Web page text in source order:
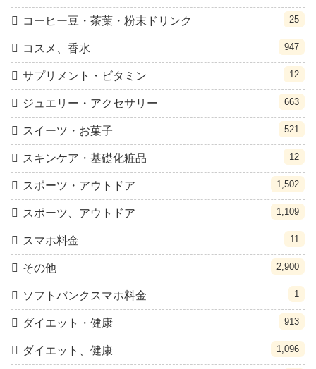
コーヒー豆・茶葉・粉末ドリンク 25
コスメ、香水 947
サプリメント・ビタミン 12
ジュエリー・アクセサリー 663
スイーツ・お菓子 521
スキンケア・基礎化粧品 12
スポーツ・アウトドア 1,502
スポーツ、アウトドア 1,109
スマホ料金 11
その他 2,900
ソフトバンクスマホ料金 1
ダイエット・健康 913
ダイエット、健康 1,096